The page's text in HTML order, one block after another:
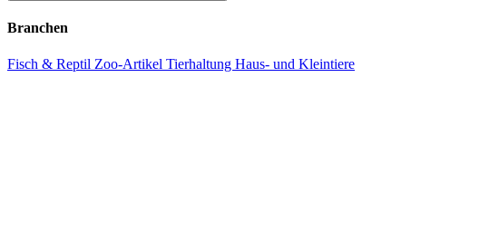
Branchen
Fisch & Reptil Zoo-Artikel Tierhaltung Haus- und Kleintiere